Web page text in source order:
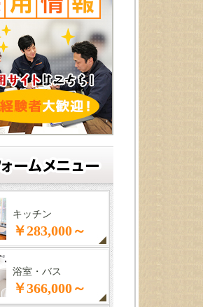
キッチン
￥283,000～
浴室・バス
￥366,000～